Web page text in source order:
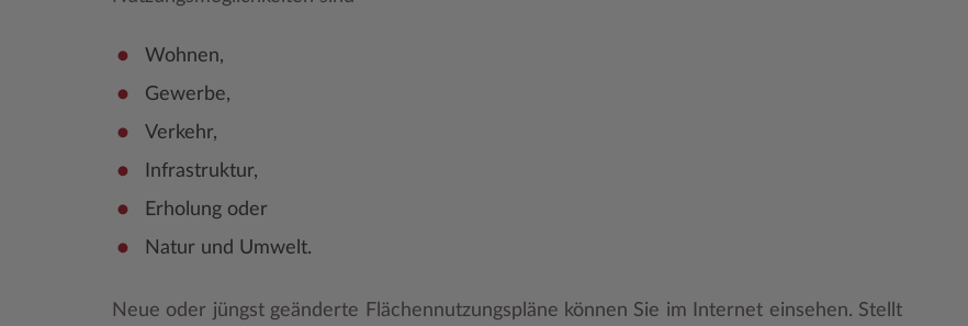
Wohnen,
Gewerbe,
Verkehr,
Infrastruktur,
Erholung oder
Natur und Umwelt.
Neue oder jüngst geänderte Flächennutzungspläne können Sie im Internet einsehen. Stellt